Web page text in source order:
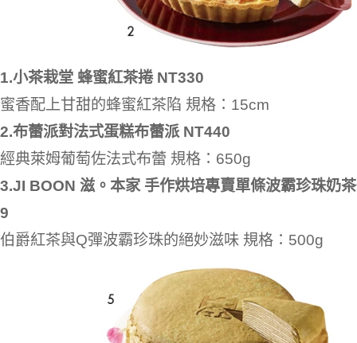
1.小茶栽堂 蜂蜜紅茶捲 NT330
蜜香配上甘甜的蜂蜜紅茶陷 規格：15cm
2.布蕾派對法式蛋糕布蕾派 NT440
經典萊姆葡萄佐法式布蕾 規格：650g
3.JI BOON 滋。本家 手作烘培專賣單條波霸珍珠奶
9
伯爵紅茶與Q彈波霸珍珠的絕妙滋味 規格：500g